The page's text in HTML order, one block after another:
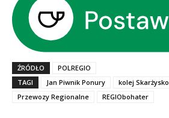
ŹRÓDŁO
POLREGIO
TAGI
Jan Piwnik Ponury kolej Skarżysko
Przewozy Regionalne
REGIObohater